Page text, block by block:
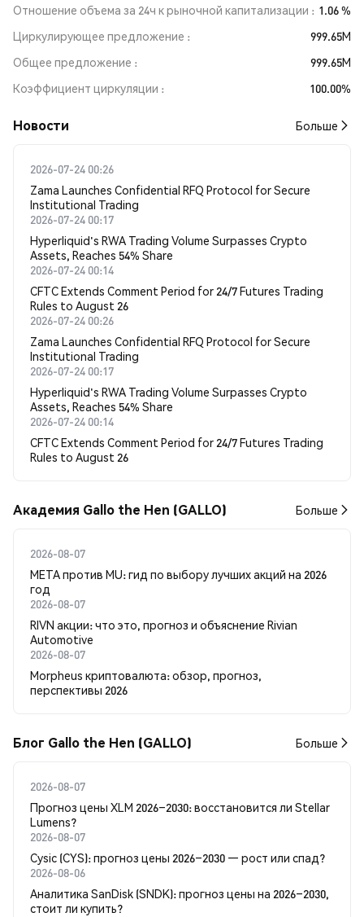
Отношение объема за 24ч к рыночной капитализации
1.06 %
Циркулирующее предложение
999.65M
Общее предложение
999.65M
Коэффициент циркуляции
100.00%
Новости Больше
2026-07-24 00:26
Zama Launches Confidential RFQ Protocol for Secure
Institutional Trading
2026-07-24 00:17
Hyperliquid's RWA Trading Volume Surpasses Crypto
Assets, Reaches 54% Share
2026-07-24 00:14
CFTC Extends Comment Period for 24/7 Futures Trading
Rules to August 26
2026-07-24 00:26
Zama Launches Confidential RFQ Protocol for Secure
Institutional Trading
2026-07-24 00:17
Hyperliquid's RWA Trading Volume Surpasses Crypto
Assets, Reaches 54% Share
2026-07-24 00:14
CFTC Extends Comment Period for 24/7 Futures Trading
Rules to August 26
Академия Gallo the Hen (GALLO) Больше
2026-08-07
META против MU: гид по выбору лучших акций на 2026
год
2026-08-07
RIVN акции: что это, прогноз и объяснение Rivian
Automotive
2026-08-07
Morpheus криптовалюта: обзор, прогноз,
перспективы 2026
Блог Gallo the Hen (GALLO) Больше
2026-08-07
Прогноз цены XLM 2026–2030: восстановится ли Stellar
Lumens?
2026-08-07
Cysic (CYS): прогноз цены 2026–2030 — рост или спад?
2026-08-06
Аналитика SanDisk (SNDK): прогноз цены на 2026–2030,
стоит ли купить?